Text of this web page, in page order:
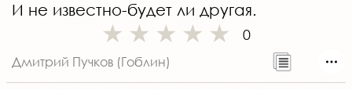
И не известно-будет ли другая.
0
Дмитрий Пучков (Гоблин)